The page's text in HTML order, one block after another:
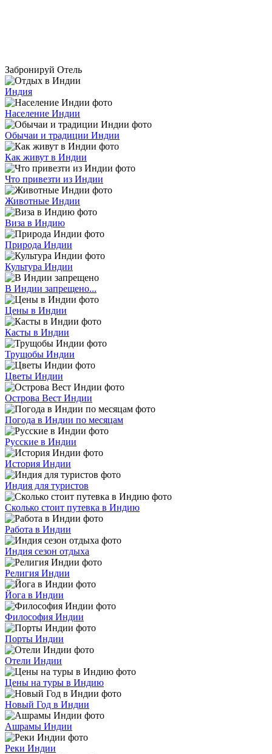
Забронируй Отель
Индия
Население Индии
Обычаи и традиции Индии
Как живут в Индии
Что привезти из Индии
Животные Индии
Виза в Индию
Природа Индии
Культура Индии
В Индии запрещено...
Цены в Индии
Касты в Индии
Трущобы Индии
Цветы Индии
Острова Вест Индии
Погода в Индии по месяцам
Русские в Индии
История Индии
Индия для туристов
Сколько стоит путевка в Индию
Работа в Индии
Индия сезон отдыха
Религия Индии
Йога в Индии
Философия Индии
Порты Индии
Отели Индии
Цены на туры в Индию
Новый Год в Индии
Ашрамы Индии
Реки Индии